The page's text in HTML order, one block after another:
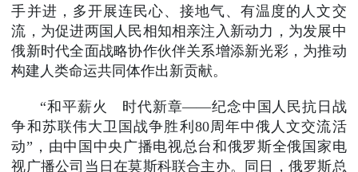
手并进，多开展连民心、接地气、有温度的人文交
流，为促进两国人民相知相亲注入新动力，为发展中
俄新时代全面战略协作伙伴关系增添新光彩，为推动
构建人类命运共同体作出新贡献。
“和平薪火 时代新章——纪念中国人民抗日战
争和苏联伟大卫国战争胜利80周年中俄人文交流活
动”，由中国中央广播电视总台和俄罗斯全俄国家电
视广播公司当日在莫斯科联合主办。同日，俄罗斯总